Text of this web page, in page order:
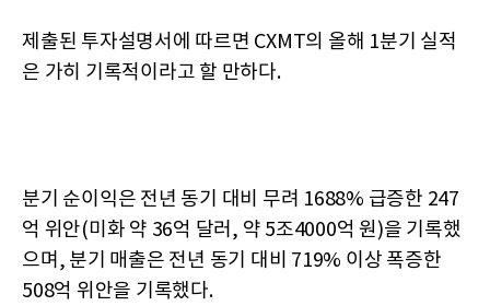
제출된 투자설명서에 따르면 CXMT의 올해 1분기 실적
은 가히 기록적이라고 할 만하다.
분기 순이익은 전년 동기 대비 무려 1688% 급증한 247
억 위안(미화 약 36억 달러, 약 5조4000억 원)을 기록했
으며, 분기 매출은 전년 동기 대비 719% 이상 폭증한
508억 위안을 기록했다.